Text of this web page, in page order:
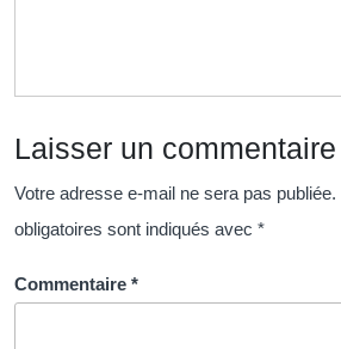
Laisser un commentaire
Votre adresse e-mail ne sera pas publiée.
obligatoires sont indiqués avec *
Commentaire *